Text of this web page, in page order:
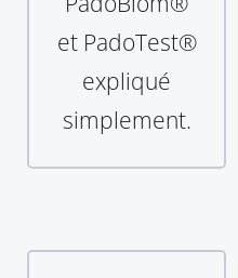
et PadoTest®
expliqué
simplement.